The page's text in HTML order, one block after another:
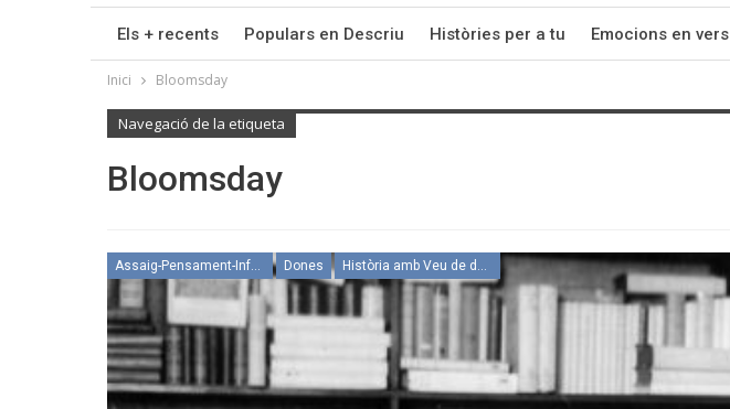
Els + recents Populars en Descriu Històries per a tu Emocions en vers
Inici Bloomsday
Navegació de la etiqueta
Bloomsday
Assaig-Pensament-Informació Dones Història amb Veu de dona